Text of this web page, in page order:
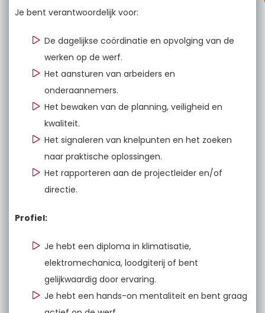
Je bent verantwoordelijk voor:
De dagelijkse coördinatie en opvolging van de
werken op de werf.
Het aansturen van arbeiders en
onderaannemers.
Het bewaken van de planning, veiligheid en
kwaliteit.
Het signaleren van knelpunten en het zoeken
naar praktische oplossingen.
Het rapporteren aan de projectleider en/of
directie.
Profiel:
Je hebt een diploma in klimatisatie,
elektromechanica, loodgiterij of bent
gelijkwaardig door ervaring.
Je hebt een hands-on mentaliteit en bent graag